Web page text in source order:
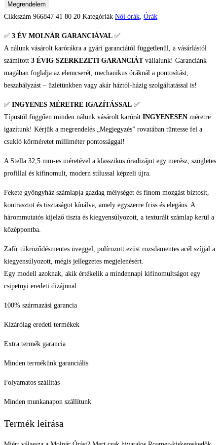
Megrendelem
Cikkszám 966847 41 80 20 Kategóriák Női órák, Órák
✅ 3 ÉV MOLNÁR GARANCIÁVAL ✅
A nálunk vásárolt karórákra a gyári garanciától függetlenül, a vásárlástól
számított 3 ÉVIG SZERKEZETI GARANCIÁTvállalunk! Garanciánk
magában foglalja az elemcserét, mechanikus óráknál a pontosítást,
beszabályzást – üzletünkben vagy akár háztól-házig szolgáltatással is!
✅ INGYENES MÉRETRE IGAZÍTÁSSAL ✅
Típustól függően minden nálunk vásárolt karórát INGYENESEN méretre
igazítunk! Kérjük a megrendelés „Megjegyzés” rovatában tüntesse fel a
csukló körméretet milliméter pontossággal!
A Stella 32,5 mm-es méretével a klasszikus óradizájnt egy merész, szögletes
profillal és kifinomult, modern stílussal képzeli újra.
Fekete gyöngyház számlapja gazdag mélységet és finom mozgást biztosít,
kontrasztot és tisztaságot kínálva, amely egyszerre friss és elegáns. A
hárommutatós kijelző tiszta és kiegyensúlyozott, a texturált számlap kerül a
középpontba.
Zafír tükröződésmentes üveggel, polírozott ezüst rozsdamentes acél szíjjal a
kiegyensúlyozott, mégis jellegzetes megjelenésért.
Egy modell azoknak, akik értékelik a mindennapi kifinomultságot egy
csipetnyi eredeti dizájnnal.
100% származási garancia
Kizárólag eredeti termékek
Extra termék garancia
Minden termékünk garanciális
Folyamatos szállítás
Minden munkanapon szállítunk
Termék leírása